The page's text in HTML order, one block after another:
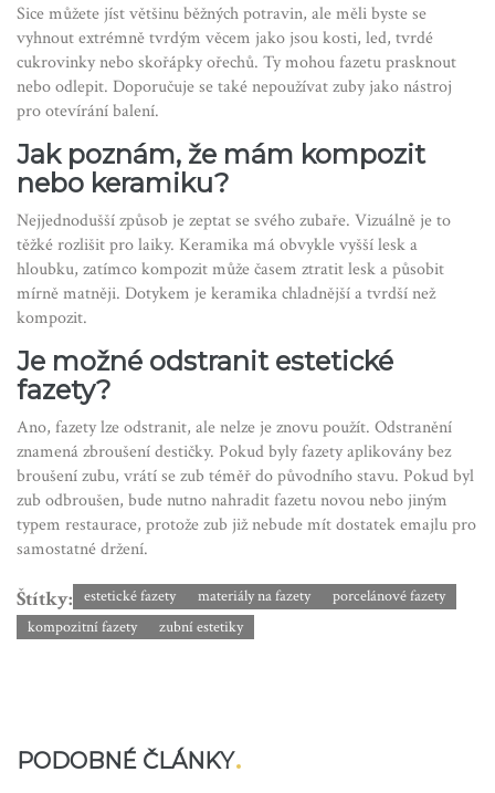
Sice můžete jíst většinu běžných potravin, ale měli byste se
vyhnout extrémně tvrdým věcem jako jsou kosti, led, tvrdé
cukrovinky nebo skořápky ořechů. Ty mohou fazetu prasknout
nebo odlepit. Doporučuje se také nepoužívat zuby jako nástroj
pro otevírání balení.
Jak poznám, že mám kompozit
nebo keramiku?
Nejjednodušší způsob je zeptat se svého zubaře. Vizuálně je to
těžké rozlišit pro laiky. Keramika má obvykle vyšší lesk a
hloubku, zatímco kompozit může časem ztratit lesk a působit
mírně matněji. Dotykem je keramika chladnější a tvrdší než
kompozit.
Je možné odstranit estetické
fazety?
Ano, fazety lze odstranit, ale nelze je znovu použít. Odstranění
znamená zbroušení destičky. Pokud byly fazety aplikovány bez
broušení zubu, vrátí se zub téměř do původního stavu. Pokud byl
zub odbroušen, bude nutno nahradit fazetu novou nebo jiným
typem restaurace, protože zub již nebude mít dostatek emajlu pro
samostatné držení.
Štítky: estetické fazety materiály na fazety
porcelánové fazety
kompozitní fazety
zubní estetiky
PODOBNÉ ČLÁNKY